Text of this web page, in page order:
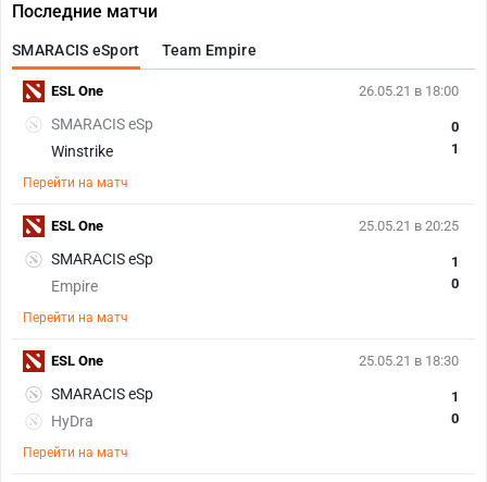
Последние матчи
SMARACIS eSport Team Empire
26.05.21 в 18:00
SMARACIS eSp
Winstrike
0
1
Перейти на матч
ESL One
25.05.21 в 20:25
SMARACIS eSp
Empire
1
0
Перейти на матч
ESL One
25.05.21 в 18:30
SMARACIS eSp
HyDra
1
0
Перейти на матч
ESL One